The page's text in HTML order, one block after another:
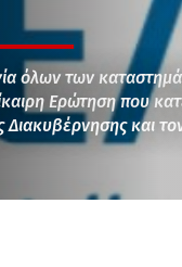
όλων των
Ερώτηση που
και